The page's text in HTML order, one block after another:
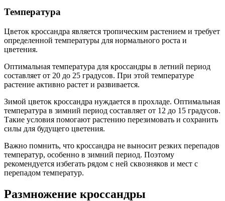
Температура
Цветок кроссандра является тропическим растением и требует
определенной температуры для нормального роста и
цветения.
Оптимальная температура для кроссандры в летний период
составляет от 20 до 25 градусов. При этой температуре
растение активно растет и развивается.
Зимой цветок кроссандра нуждается в прохладе. Оптимальная
температура в зимний период составляет от 12 до 15 градусов.
Такие условия помогают растению перезимовать и сохранить
силы для будущего цветения.
Важно помнить, что кроссандра не выносит резких перепадов
температур, особенно в зимний период. Поэтому
рекомендуется избегать рядом с ней сквозняков и мест с
перепадом температур.
Размножение кроссандры